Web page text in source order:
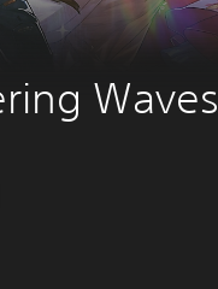
Waves